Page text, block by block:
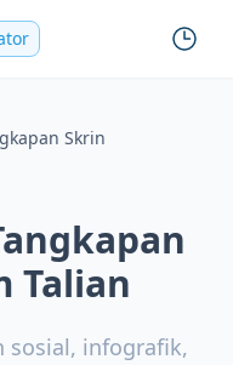
Skrin
Talian
sosial, infografik,